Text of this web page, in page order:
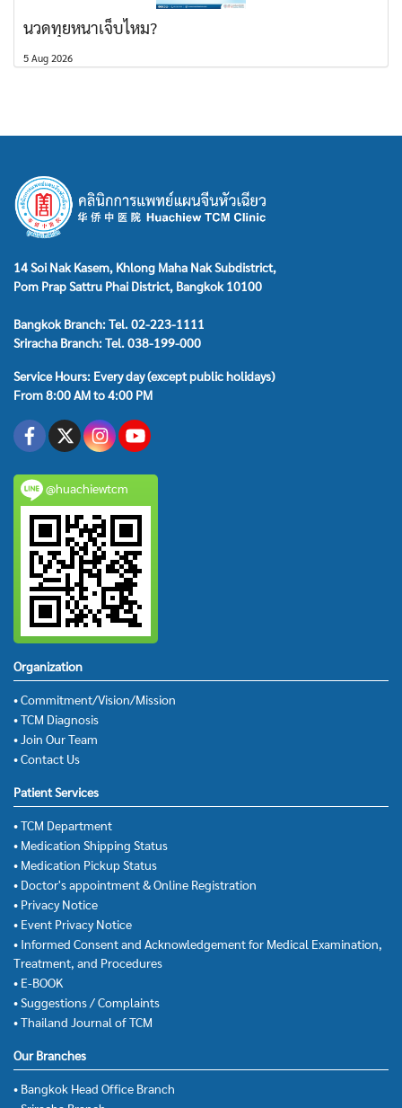
นวดทุยหนาเจ็บไหม?
5 Aug 2026
14 Soi Nak Kasem, Khlong Maha Nak Subdistrict,
Pom Prap Sattru Phai District, Bangkok 10100
Bangkok Branch: Tel. 02-223-1111
Sriracha Branch: Tel. 038-199-000
Service Hours: Every day (except public holidays)
From 8:00 AM to 4:00 PM
@huachiewtcm
Organization
• Commitment/Vision/Mission
• TCM Diagnosis
• Join Our Team
• Contact Us
Patient Services
• TCM Department
• Medication Shipping Status
• Medication Pickup Status
• Doctor's appointment & Online Registration
• Privacy Notice
• Event Privacy Notice
• Informed Consent and Acknowledgement for Medical Examination,
Treatment, and Procedures
• E-BOOK
• Suggestions / Complaints
• Thailand Journal of TCM
Our Branches
• Bangkok Head Office Branch